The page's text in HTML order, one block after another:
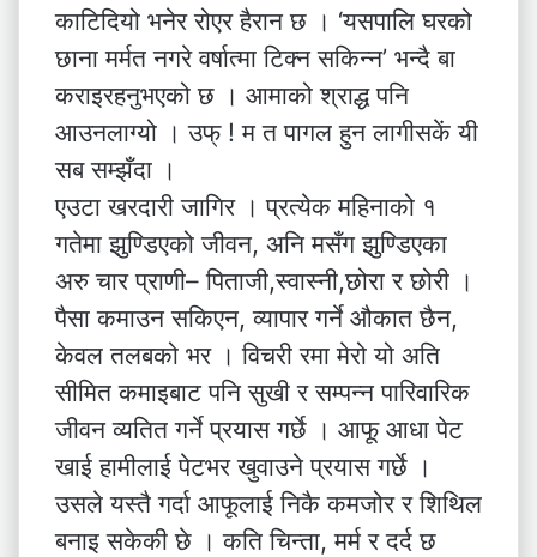
काटिदियो भनेर रोएर हैरान छ । ‘यसपालि घरको
छाना मर्मत नगरे वर्षात्मा टिक्न सकिन्न’ भन्दै बा
कराइरहनुभएको छ । आमाको श्राद्ध पनि
आउनलाग्यो । उफ् ! म त पागल हुन लागीसकें यी
सब सम्झँदा ।
एउटा खरदारी जागिर । प्रत्येक महिनाको १
गतेमा झुण्डिएको जीवन, अनि मसँग झुण्डिएका
अरु चार प्राणी– पिताजी,स्वास्नी,छोरा र छोरी ।
पैसा कमाउन सकिएन, व्यापार गर्ने औकात छैन,
केवल तलबको भर । विचरी रमा मेरो यो अति
सीमित कमाइबाट पनि सुखी र सम्पन्न पारिवारिक
जीवन व्यतित गर्ने प्रयास गर्छे । आफू आधा पेट
खाई हामीलाई पेटभर खुवाउने प्रयास गर्छे ।
उसले यस्तै गर्दा आफूलाई निकै कमजोर र शिथिल
बनाइ सकेकी छे । कति चिन्ता, मर्म र दर्द छ